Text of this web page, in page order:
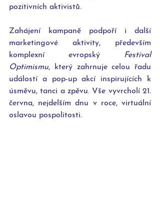
pozitivních aktivistů.
Zahájení kampaně podpoří i další
marketingové aktivity, především
komplexní evropský Festival
Optimismu, který zahrnuje celou řadu
událostí a pop-up akcí inspirujících k
úsměvu, tanci a zpěvu. Vše vyvrcholí 21.
června, nejdelším dnu v roce, virtuální
oslavou pospolitosti.